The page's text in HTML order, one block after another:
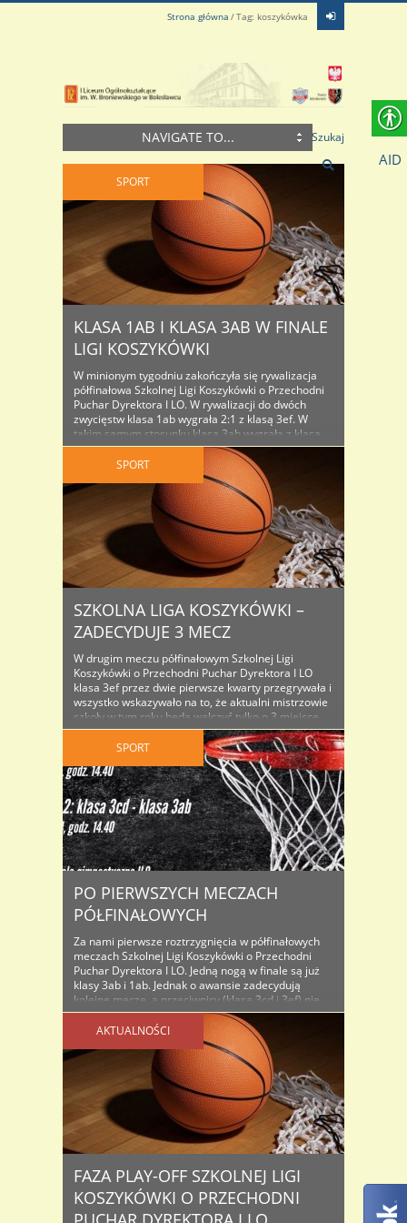
Strona główna Tag: koszykówka
NAVIGATE TO... Szukaj
SPORT
KLASA 1AB I KLASA 3AB W FINALE
LIGI KOSZYKÓWKI
W minionym tygodniu zakończyła się rywalizacja
półfinałowa Szkolnej Ligi Koszykówki o Przechodni
Puchar Dyrektora I LO. W rywalizacji do dwóch
zwycięstw klasa 1ab wygrała 2:1 z klasą 3ef. W
takim samym stosunku klasa 3ab wygrała z klasą
3cd. Mecze finałowe rozpoczynają się już w
najbliższy poniedziałek, a dokładny terminarz
spotkań znajdziecie tutaj. Wyniki decydujących
meczy ..
SPORT
SZKOLNA LIGA KOSZYKÓWKI –
ZADECYDUJE 3 MECZ
W drugim meczu półfinałowym Szkolnej Ligi
Koszykówki o Przechodni Puchar Dyrektora I LO
klasa 3ef przez dwie pierwsze kwarty przegrywała i
wszystko wskazywało na to, że aktualni mistrzowie
szkoły w tym roku będą walczyć tylko o 3 miejsce.
Jednak dobra gra trzecioklasistów i nienajlepsza
skuteczność klasy 1ab w kwarcie trzeciej
doprowadziły do bardzo emocjonuącej, ostatniej ..
SPORT
PO PIERWSZYCH MECZACH
PÓŁFINAŁOWYCH
Za nami pierwsze roztrzygnięcia w półfinałowych
meczach Szkolnej Ligi Koszykówki o Przechodni
Puchar Dyrektora I LO. Jedną nogą w finale są już
klasy 3ab i 1ab. Jednak o awansie zadecydują
kolejne mecze, a przeciwnicy (klasa 3cd i 3ef) nie
powiedzieli jeszcze ostatniego słowa.
Przypominijmy, że do finału wejdzie ekipa, która
dwukrotnie ogra swojego półfinałowego rywala. ..
AKTUALNOŚCI
FAZA PLAY-OFF SZKOLNEJ LIGI
KOSZYKÓWKI O PRZECHODNI
AID